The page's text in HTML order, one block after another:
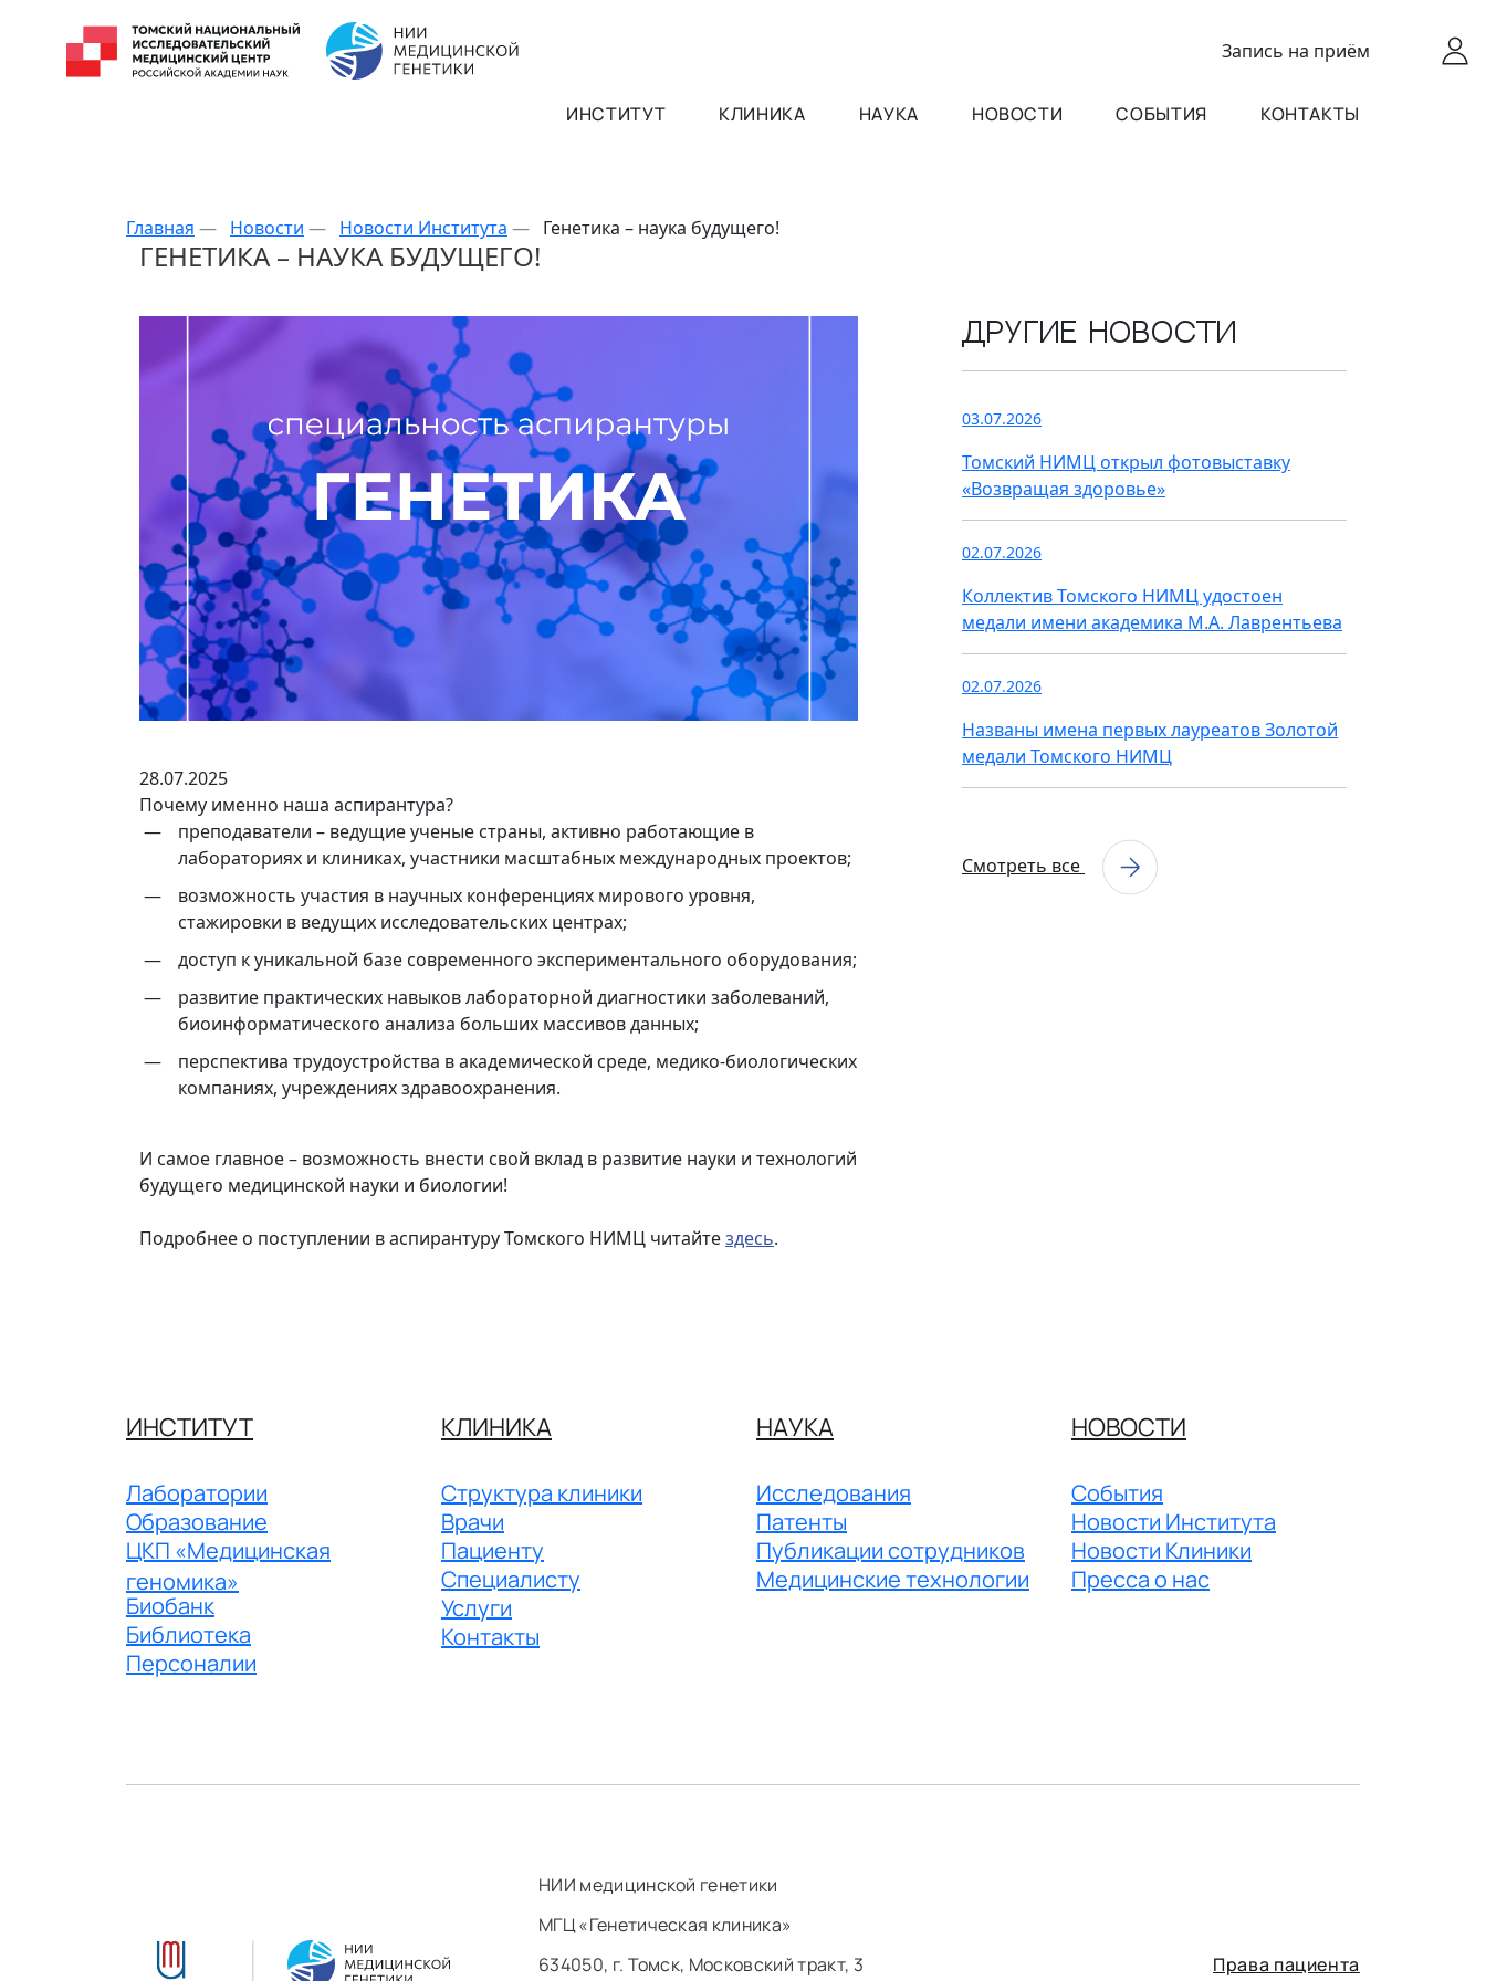
Запись на приём
ИНСТИТУТ КЛИНИКА НАУКА НОВОСТИ СОБЫТИЯ КОНТАКТЫ
Главная — Новости — Новости Института — Генетика – наука будущего!
ГЕНЕТИКА – НАУКА БУДУЩЕГО!
28.07.2025
Почему именно наша аспирантура?
преподаватели – ведущие ученые страны, активно работающие в
лабораториях и клиниках, участники масштабных международных проектов;
возможность участия в научных конференциях мирового уровня,
стажировки в ведущих исследовательских центрах;
доступ к уникальной базе современного экспериментального оборудования;
развитие практических навыков лабораторной диагностики заболеваний,
биоинформатического анализа больших массивов данных;
перспектива трудоустройства в академической среде, медико-биологических
компаниях, учреждениях здравоохранения.
И самое главное – возможность внести свой вклад в развитие науки и технологий
будущего медицинской науки и биологии!
Подробнее о поступлении в аспирантуру Томского НИМЦ читайтездесь.
Другие новости
03.07.2026
Томский НИМЦ открыл фотовыставку
«Возвращая здоровье»
02.07.2026
Коллектив Томского НИМЦ удостоен
медали имени академика М.А. Лаврентьева
02.07.2026
Названы имена первых лауреатов Золотой
медали Томского НИМЦ
Смотреть все
ИНСТИТУТ
Лаборатории
Образование
ЦКП «Медицинская
геномика»
Биобанк
Библиотека
Персоналии
КЛИНИКА
Структура клиники
Врачи
Пациенту
Специалисту
Услуги
Контакты
НАУКА
Исследования
Патенты
Публикации сотрудников
Медицинские технологии
НОВОСТИ
События
Новости Института
Новости Клиники
Пресса о нас
НИИ медицинской генетики
МГЦ «Генетическая клиника»
634050, г. Томск, Московский тракт, 3
Права пациента